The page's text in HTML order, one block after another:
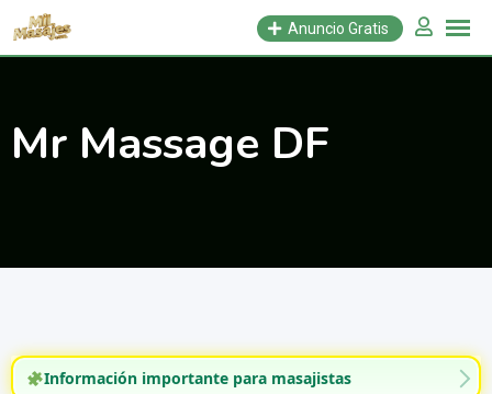
Saltar
Anuncio Gratis
Mr Massage DF
Información importante para masajistas